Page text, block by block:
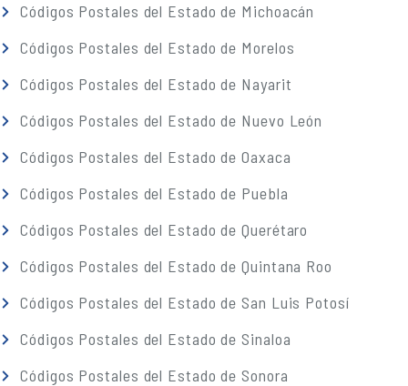
Códigos Postales del Estado de Michoacán
Códigos Postales del Estado de Morelos
Códigos Postales del Estado de Nayarit
Códigos Postales del Estado de Nuevo León
Códigos Postales del Estado de Oaxaca
Códigos Postales del Estado de Puebla
Códigos Postales del Estado de Querétaro
Códigos Postales del Estado de Quintana Roo
Códigos Postales del Estado de San Luis Potosí
Códigos Postales del Estado de Sinaloa
Códigos Postales del Estado de Sonora